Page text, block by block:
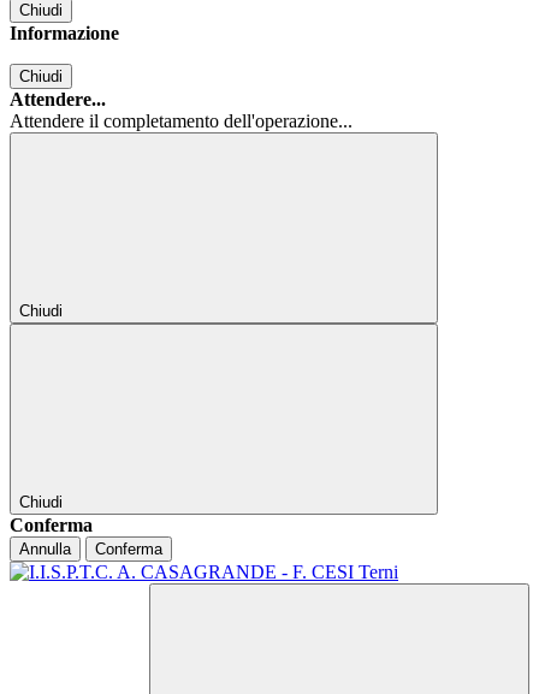
Chiudi
Informazione
Chiudi
Attendere...
Attendere il completamento dell'operazione...
Chiudi
Chiudi
Conferma
Annulla Conferma